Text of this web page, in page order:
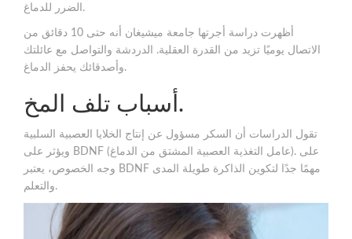
الضرر للدماغ.
أظهرت دراسة أجرتها جامعة ميشيغان أنه حتى 10 دقائق من
الاتصال يوميًا تزيد من القدرة العقلية. الدردشة والتواصل مع عائلتك
وأصدقائك يحفز الدماغ.
أسباب تلف المخ.
تقول الدراسات أن السكر مسؤول عن إنتاج الخلايا العصبية السلبية
ويؤثر على BDNF (عامل التغذية العصبية المشتق من الدماغ). على
وجه الخصوص، يعتبر BDNF مهمًا جدًا لتكوين الذاكرة طويلة المدى
والتعلم.